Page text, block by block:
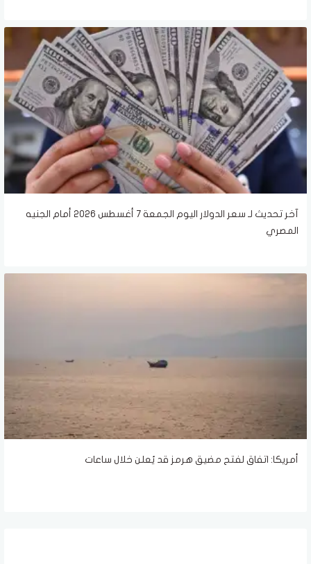
آخر تحديث لـ سعر الدولار اليوم الجمعة 7 أغسطس 2026 أمام الجنيه
المصري
أمريكا: اتفاق لفتح مضيق هرمز قد يُعلن خلال ساعات